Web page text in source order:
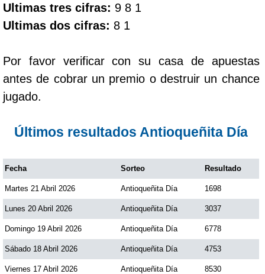
Fantástica Noche
Motilon Noche
Paisita 3
Pick 3 Día
Pick 3 Noche
Ultimas tres cifras: 9 8 1
Ultimas dos cifras: 8 1
Por favor verificar con su casa de apuestas
antes de cobrar un premio o destruir un chance
jugado.
Últimos resultados Antioqueñita Día
Fecha Sorteo Resultado
Martes 21 Abril 2026 Antioqueñita Día 1698
Lunes 20 Abril 2026 Antioqueñita Día 3037
Domingo 19 Abril 2026 Antioqueñita Día 6778
Sábado 18 Abril 2026 Antioqueñita Día 4753
Viernes 17 Abril 2026 Antioqueñita Día 8530